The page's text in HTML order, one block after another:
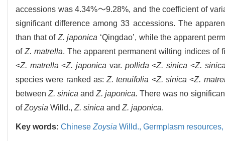
accessions was 4.34%～9.28%, and the coefficient of
significant difference among 33 accessions. The
than that of Z. japonica ‘Qingdao’, while the apparent
ofZ. matrella. The apparent permanent wilting indices
<Z. matrella<Z. japonica var. pollida<Z. sinica <Z.
species were ranked as:Z. tenuifolia <Z. sinica <Z.
betweenZ. sinica andZ. japonica. There was no
ofZoysia Willd., Z. sinica and Z. japonica.
Key words: Chinese Zoysia Willd., Germplasm resources,